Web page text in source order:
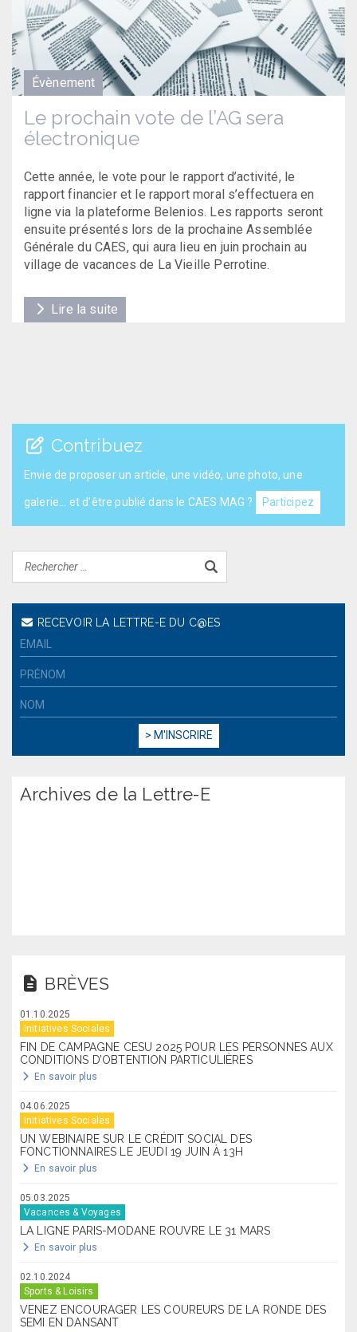
Évènement
Le prochain vote de l’AG sera
électronique
Cette année, le vote pour le rapport d’activité, le
rapport financier et le rapport moral s’effectuera en
ligne via la plateforme Belenios. Les rapports seront
ensuite présentés lors de la prochaine Assemblée
Générale du CAES, qui aura lieu en juin prochain au
village de vacances de La Vieille Perrotine.
Lire la suite
Contribuez
Envie de proposer un article, une vidéo, une photo, une
galerie... et d'être publié dans le CAES MAG ? Participez
RECEVOIR LA LETTRE-E DU C@ES
Archives de la Lettre-E
BRÈVES
01.10.2025
Initiatives Sociales
FIN DE CAMPAGNE CESU 2025 POUR LES PERSONNES AUX
CONDITIONS D’OBTENTION PARTICULIÈRES
En savoir plus
04.06.2025
Initiatives Sociales
UN WEBINAIRE SUR LE CRÉDIT SOCIAL DES
FONCTIONNAIRES LE JEUDI 19 JUIN À 13H
En savoir plus
05.03.2025
Vacances & Voyages
LA LIGNE PARIS-MODANE ROUVRE LE 31 MARS
En savoir plus
02.10.2024
Sports & Loisirs
VENEZ ENCOURAGER LES COUREURS DE LA RONDE DES
SEMI EN DANSANT